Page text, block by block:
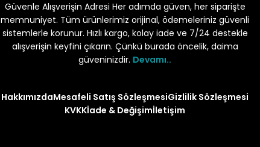
Güvenle Alışverişin Adresi Her adımda güven, her siparişte
memnuniyet. Tüm ürünlerimiz orijinal, ödemeleriniz güvenli
sistemlerle korunur. Hızlı kargo, kolay iade ve 7/24 destekle
alışverişin keyfini çıkarın. Çünkü burada öncelik, daima
güveninizdir. Devamı..
HakkımızdaMesafeli Satış SözleşmesiGizlilik Sözleşmesi
KVKKİade & Değişimİletişim